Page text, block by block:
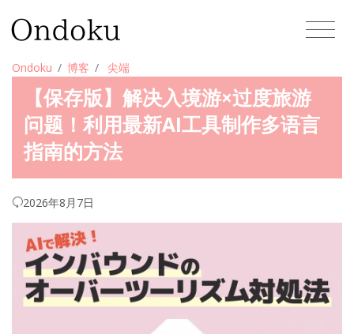
Ondoku 博客 尖端
【保存版】解决入境游×过度旅游
问题！利用最新AI工具制作多语言
指南的方法
2026年8月7日